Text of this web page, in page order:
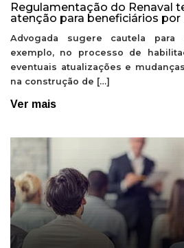
Regulamentação do Renaval
atenção para beneficiários
Advogada sugere cautela para
exemplo, no processo de
eventuais atualizações e
na construção de […]
Ver mais